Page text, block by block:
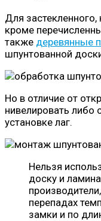
Для
кроме
также деревянные
шпунтованной
Но в отличие от
нивелировать
установке лаг.
Нельзя
доску и
перепадах
замки и по